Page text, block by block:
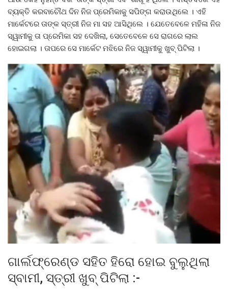
ବ୍ୟକ୍ତି କରବାଚୌଥ ଦିନ ନିଜ ପ୍ରେମିକାକୁ ସପିଙ୍ଗ କରାଉଥିଲେ । ଏହି
ମାର୍କେଟରେ ତାଙ୍କ ସ୍ତ୍ରୀ ନିଜ ମା ସହ ଆସିଥିଲେ । ଯେତେବେଳେ ମହିଳା ନିଜ
ସ୍ୱାମୀକୁ ତା ପ୍ରେମିକା ସହ ଦେଖିଲା, ସେତେବେଳେ ସେ ରାଗରେ ଲାଲ
ହୋଇଗଲା । ତାପରେ ସେ ମାର୍କେଟ ମଝିରେ ନିଜ ସ୍ୱାମୀକୁ ଖୁବ୍ ପିଟିଲା ।
ଗାର୍ଲଫ୍ରେଣ୍ଡ ସହିତ ହିରୋ ହୋଇ ବୁଲୁଥିଲା
ସ୍ବାମୀ, ସ୍ତ୍ରୀ ଖୁବ୍ ପିଟିଲା :-